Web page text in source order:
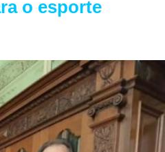
o esporte